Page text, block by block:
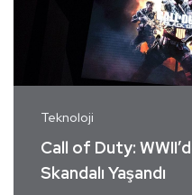
Teknoloji
Call of Duty:
Skandalı Yaşandı